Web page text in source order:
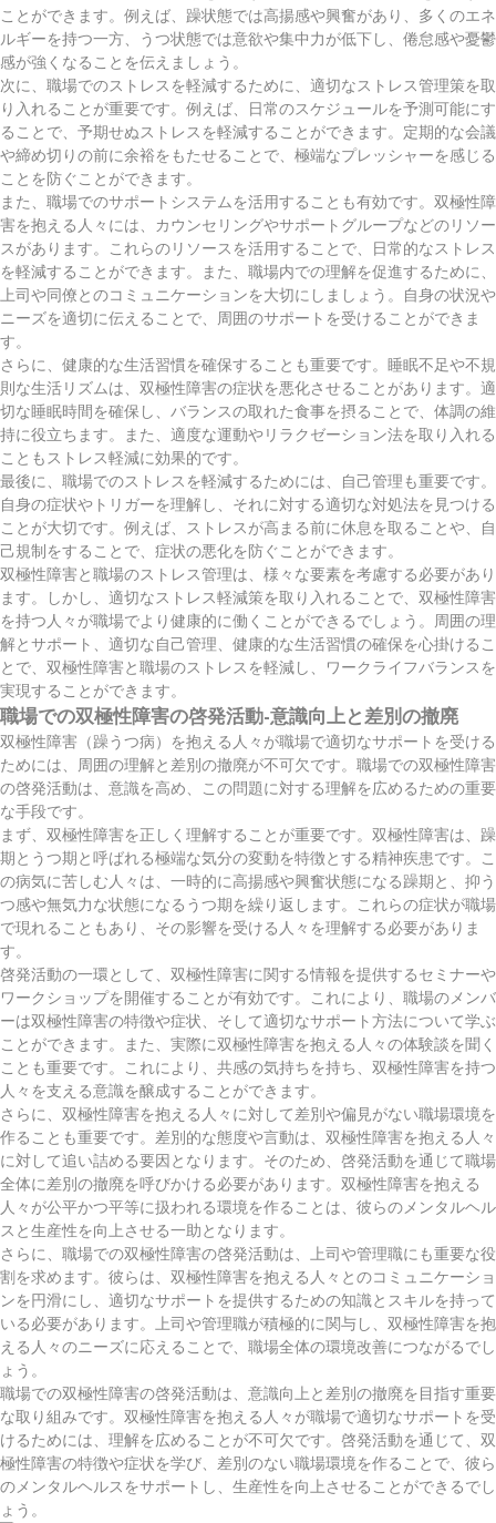
ことができます。例えば、躁状態では高揚感や興奮があり、多くのエネ
ルギーを持つ一方、うつ状態では意欲や集中力が低下し、倦怠感や憂鬱
感が強くなることを伝えましょう。
次に、職場でのストレスを軽減するために、適切なストレス管理策を取
り入れることが重要です。例えば、日常のスケジュールを予測可能にす
ることで、予期せぬストレスを軽減することができます。定期的な会議
や締め切りの前に余裕をもたせることで、極端なプレッシャーを感じる
ことを防ぐことができます。
また、職場でのサポートシステムを活用することも有効です。双極性障
害を抱える人々には、カウンセリングやサポートグループなどのリソー
スがあります。これらのリソースを活用することで、日常的なストレス
を軽減することができます。また、職場内での理解を促進するために、
上司や同僚とのコミュニケーションを大切にしましょう。自身の状況や
ニーズを適切に伝えることで、周囲のサポートを受けることができま
す。
さらに、健康的な生活習慣を確保することも重要です。睡眠不足や不規
則な生活リズムは、双極性障害の症状を悪化させることがあります。適
切な睡眠時間を確保し、バランスの取れた食事を摂ることで、体調の維
持に役立ちます。また、適度な運動やリラクゼーション法を取り入れる
こともストレス軽減に効果的です。
最後に、職場でのストレスを軽減するためには、自己管理も重要です。
自身の症状やトリガーを理解し、それに対する適切な対処法を見つける
ことが大切です。例えば、ストレスが高まる前に休息を取ることや、自
己規制をすることで、症状の悪化を防ぐことができます。
双極性障害と職場のストレス管理は、様々な要素を考慮する必要があり
ます。しかし、適切なストレス軽減策を取り入れることで、双極性障害
を持つ人々が職場でより健康的に働くことができるでしょう。周囲の理
解とサポート、適切な自己管理、健康的な生活習慣の確保を心掛けるこ
とで、双極性障害と職場のストレスを軽減し、ワークライフバランスを
実現することができます。
職場での双極性障害の啓発活動-意識向上と差別の撤廃
双極性障害（躁うつ病）を抱える人々が職場で適切なサポートを受ける
ためには、周囲の理解と差別の撤廃が不可欠です。職場での双極性障害
の啓発活動は、意識を高め、この問題に対する理解を広めるための重要
な手段です。
まず、双極性障害を正しく理解することが重要です。双極性障害は、躁
期とうつ期と呼ばれる極端な気分の変動を特徴とする精神疾患です。こ
の病気に苦しむ人々は、一時的に高揚感や興奮状態になる躁期と、抑う
つ感や無気力な状態になるうつ期を繰り返します。これらの症状が職場
で現れることもあり、その影響を受ける人々を理解する必要がありま
す。
啓発活動の一環として、双極性障害に関する情報を提供するセミナーや
ワークショップを開催することが有効です。これにより、職場のメンバ
ーは双極性障害の特徴や症状、そして適切なサポート方法について学ぶ
ことができます。また、実際に双極性障害を抱える人々の体験談を聞く
ことも重要です。これにより、共感の気持ちを持ち、双極性障害を持つ
人々を支える意識を醸成することができます。
さらに、双極性障害を抱える人々に対して差別や偏見がない職場環境を
作ることも重要です。差別的な態度や言動は、双極性障害を抱える人々
に対して追い詰める要因となります。そのため、啓発活動を通じて職場
全体に差別の撤廃を呼びかける必要があります。双極性障害を抱える
人々が公平かつ平等に扱われる環境を作ることは、彼らのメンタルヘル
スと生産性を向上させる一助となります。
さらに、職場での双極性障害の啓発活動は、上司や管理職にも重要な役
割を求めます。彼らは、双極性障害を抱える人々とのコミュニケーショ
ンを円滑にし、適切なサポートを提供するための知識とスキルを持って
いる必要があります。上司や管理職が積極的に関与し、双極性障害を抱
える人々のニーズに応えることで、職場全体の環境改善につながるでし
ょう。
職場での双極性障害の啓発活動は、意識向上と差別の撤廃を目指す重要
な取り組みです。双極性障害を抱える人々が職場で適切なサポートを受
けるためには、理解を広めることが不可欠です。啓発活動を通じて、双
極性障害の特徴や症状を学び、差別のない職場環境を作ることで、彼ら
のメンタルヘルスをサポートし、生産性を向上させることができるでし
ょう。